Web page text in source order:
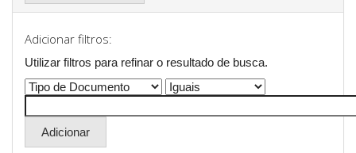
Adicionar filtros:
Utilizar filtros para refinar o resultado de busca.